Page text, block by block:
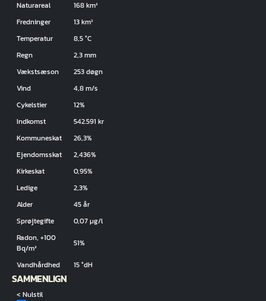
Naturareal
168 km²
Fredninger
13 km²
Temperatur
8,5 °C
Regn
2,3 mm
Vækstsæson
253 døgn
Vind
4,8 m/s
Cykelstier
12%
Indkomst
542.591 kr
Kommuneskat
26,3%
Ejendomsskat
2,436%
Kirkeskat
0,95%
Ledige
2,3%
Alder
45 år
Sprøjtegifte
0,07 µg/l
Radon, +100
Bq/m³
51%
Vandhårdhed 15 °dH
SAMMENLIGN
< Nulstil